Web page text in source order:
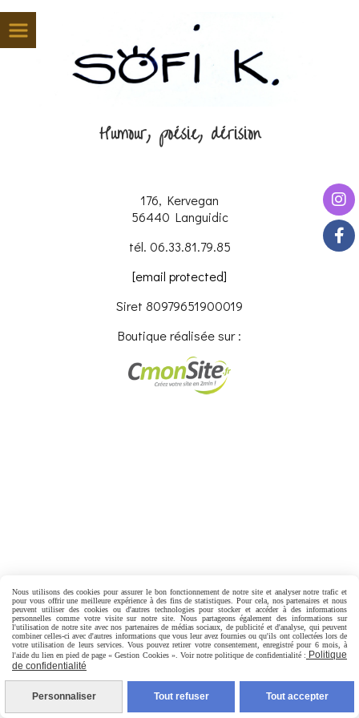
Humour, poésie, dérision
176, Kervegan
56440 Languidic
tél. 06.33.81.79.85
[email protected]
Siret 80979651900019
Boutique réalisée sur :
Mentions Légales
Conditions générales de vente
Politique de confidentialité
Gestion cookies
Nous utilisons des cookies pour assurer le bon fonctionnement de notre site et analyser notre trafic et
pour vous offrir une meilleure expérience à des fins de statistiques. Pour cela, nos partenaires et nous
peuvent utiliser des cookies ou d'autres technologies pour stocker et accéder à des informations
personnelles comme votre visite sur notre site. Nous partageons également des informations sur
l'utilisation de notre site avec nos partenaires de médias sociaux, de publicité et d'analyse, qui peuvent
combiner celles-ci avec d'autres informations que vous leur avez fournies ou qu'ils ont collectées lors de
votre utilisation de leurs services. Vous pouvez retirer votre consentement, enregistré pour 6 mois, à
l'aide du lien en pied de page « Gestion Cookies ». Voir notre politique de confidentialité : Politique
de confidentialité
Personnaliser Tout refuser Tout accepter